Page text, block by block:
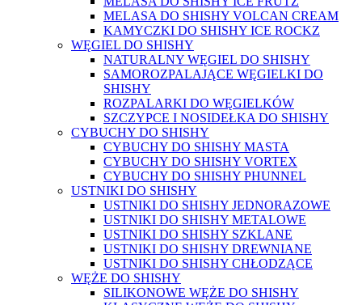
MELASA DO SHISHY VOLCAN CREAM
KAMYCZKI DO SHISHY ICE ROCKZ
WĘGIEL DO SHISHY
NATURALNY WĘGIEL DO SHISHY
SAMOROZPALAJĄCE WĘGIELKI DO
SHISHY
ROZPALARKI DO WĘGIELKÓW
SZCZYPCE I NOSIDEŁKA DO SHISHY
CYBUCHY DO SHISHY
CYBUCHY DO SHISHY MASTA
CYBUCHY DO SHISHY VORTEX
CYBUCHY DO SHISHY PHUNNEL
USTNIKI DO SHISHY
USTNIKI DO SHISHY JEDNORAZOWE
USTNIKI DO SHISHY METALOWE
USTNIKI DO SHISHY SZKLANE
USTNIKI DO SHISHY DREWNIANE
USTNIKI DO SHISHY CHŁODZĄCE
WĘŻE DO SHISHY
SILIKONOWE WĘŻE DO SHISHY